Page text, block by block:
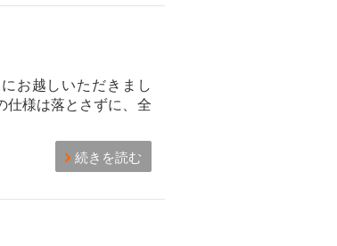
お越しいただきまし
仕様は落とさずに、全
続きを読む